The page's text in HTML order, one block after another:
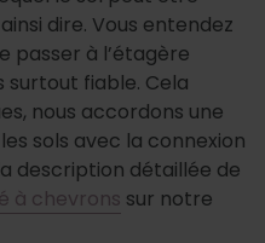
dire. Vous entendez
passer à l’étagère
surtout fiable. Cela
nous accordons une
sols avec la connexion
description détaillée de
à chevrons sur notre